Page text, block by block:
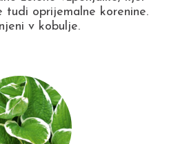
tudi oprijemalne korenine.
v kobulje.